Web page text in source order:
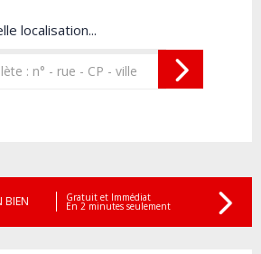
localisation...
BIEN Gratuit et Immédiat
En 2 minutes seulement